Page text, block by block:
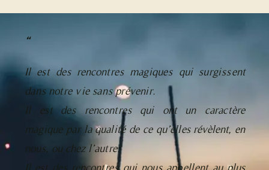
“
Il est des rencontres magiques qui surgissent
dans notre vie sans prévenir.
Il est des rencontres qui ont un caractère
magique par la qualité de ce qu’elles révèlent, en
nous, ou chez l’autre.
Il est des rencontres qui nous appellent au plus